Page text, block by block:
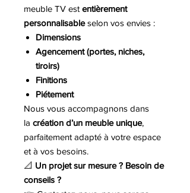
meuble TV est entièrement
personnalisableselon vos envies :
Dimensions
Agencement (portes, niches,
tiroirs)
Finitions
Piétement
Nous vous accompagnons dans
la création d’un meuble unique,
parfaitement adapté à votre espace
et à vos besoins.
📐 Un projet sur mesure ? Besoin de
conseils ?